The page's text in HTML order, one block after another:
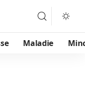
Maladie